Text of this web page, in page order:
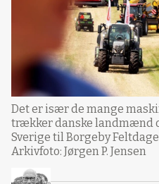
Det er især de mange
trækker danske landmænd
Sverige til Borgeby
Arkivfoto: Jørgen P. Jensen